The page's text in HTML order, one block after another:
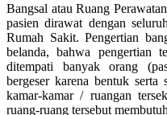
Bangsal atau Ruang
pasien dirawat dengan
Rumah Sakit. Pengertian
belanda, bahwa pengertian
ditempati banyak orang
bergeser karena bentuk
kamar-kamar / ruangan
ruang-ruang tersebut